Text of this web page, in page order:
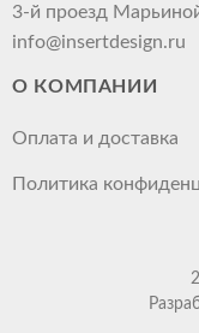
3-й проезд
info@insertdesign.ru
О КОМПАНИИ
Оплата и доставка
Политика